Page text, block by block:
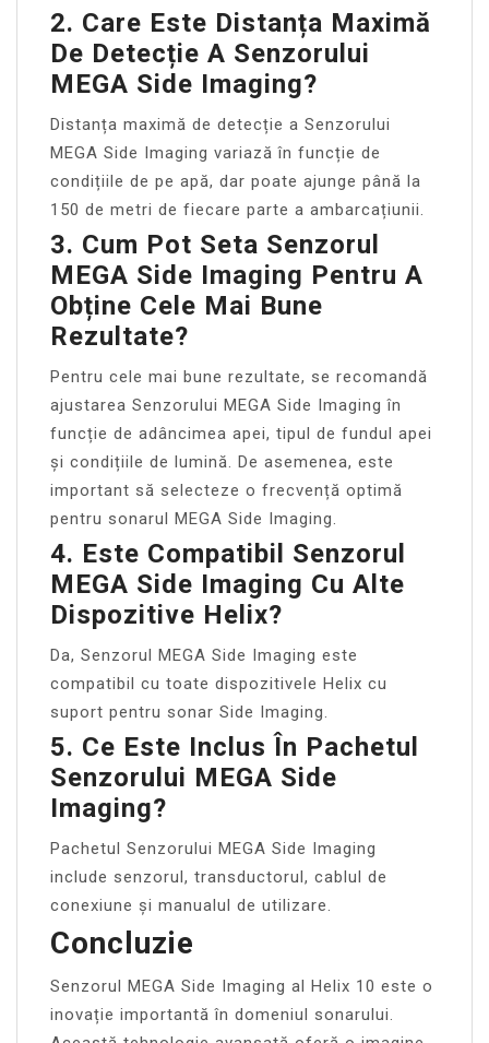
2. Care Este Distanța Maximă
De Detecție A Senzorului
MEGA Side Imaging?
Distanța maximă de detecție a Senzorului
MEGA Side Imaging variază în funcție de
condițiile de pe apă, dar poate ajunge până la
150 de metri de fiecare parte a ambarcațiunii.
3. Cum Pot Seta Senzorul
MEGA Side Imaging Pentru A
Obține Cele Mai Bune
Rezultate?
Pentru cele mai bune rezultate, se recomandă
ajustarea Senzorului MEGA Side Imaging în
funcție de adâncimea apei, tipul de fundul apei
și condițiile de lumină. De asemenea, este
important să selecteze o frecvență optimă
pentru sonarul MEGA Side Imaging.
4. Este Compatibil Senzorul
MEGA Side Imaging Cu Alte
Dispozitive Helix?
Da, Senzorul MEGA Side Imaging este
compatibil cu toate dispozitivele Helix cu
suport pentru sonar Side Imaging.
5. Ce Este Inclus În Pachetul
Senzorului MEGA Side
Imaging?
Pachetul Senzorului MEGA Side Imaging
include senzorul, transductorul, cablul de
conexiune și manualul de utilizare.
Concluzie
Senzorul MEGA Side Imaging al Helix 10 este o
inovație importantă în domeniul sonarului.